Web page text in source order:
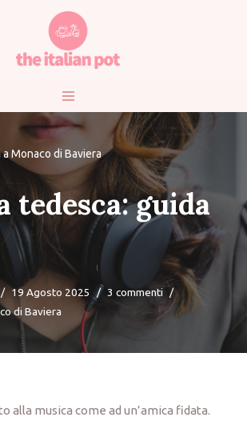
Monaco di Baviera
tedesca: guida
19 Agosto 2025
3 commenti
di Baviera
alla musica come ad un’amica fidata.